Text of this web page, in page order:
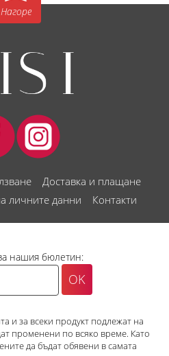
Нагоре
Доставка и плащане
личните данни
Контакти
нашия бюлетин:
и за всеки продукт подлежат на
променени по всяко време. Като
да бъдат обявени в самата